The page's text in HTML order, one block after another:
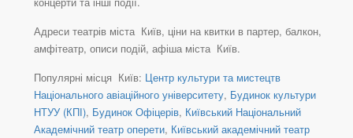
Адреси театрів міста Київ, ціни на квитки в партер, балкон,
амфітеатр, описи подій, афіша міста Київ.
Популярні місця Київ: Центр культури та мистецтв
Національного авіаційного університету, Будинок культури
НТУУ (КПІ), Будинок Офіцерів, Київський Національний
Академічний театр оперети, Київський академічний театр